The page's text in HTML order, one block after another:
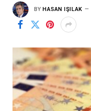
BY HASAN IŞILAK